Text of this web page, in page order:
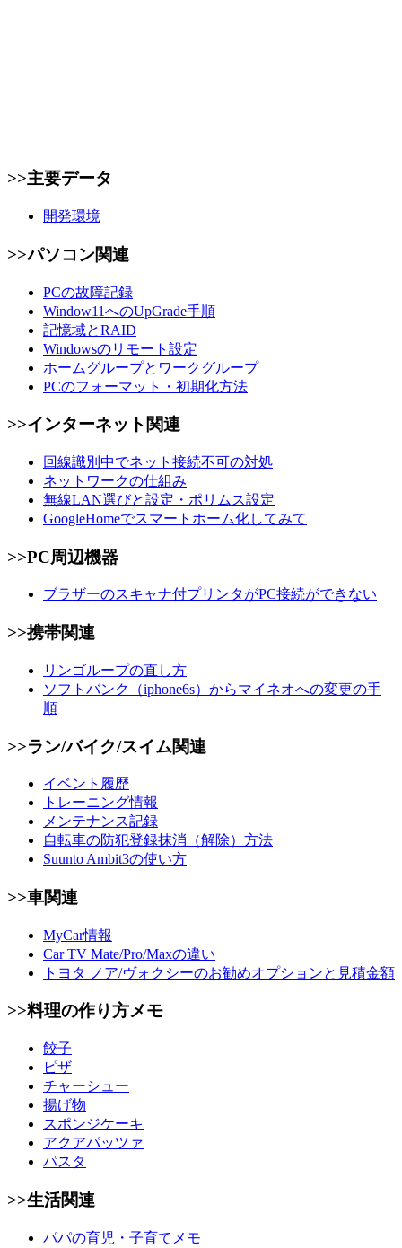
>>主要データ
開発環境
>>パソコン関連
PCの故障記録
Window11へのUpGrade手順
記憶域とRAID
Windowsのリモート設定
ホームグループとワークグループ
PCのフォーマット・初期化方法
>>インターネット関連
回線識別中でネット接続不可の対処
ネットワークの仕組み
無線LAN選びと設定・ポリムス設定
GoogleHomeでスマートホーム化してみて
>>PC周辺機器
ブラザーのスキャナ付プリンタがPC接続ができない
>>携帯関連
リンゴループの直し方
ソフトバンク（iphone6s）からマイネオへの変更の手
順
>>ラン/バイク/スイム関連
イベント履歴
トレーニング情報
メンテナンス記録
自転車の防犯登録抹消（解除）方法
Suunto Ambit3の使い方
>>車関連
MyCar情報
Car TV Mate/Pro/Maxの違い
トヨタ ノア/ヴォクシーのお勧めオプションと見積金額
>>料理の作り方メモ
餃子
ピザ
チャーシュー
揚げ物
スポンジケーキ
アクアパッツァ
パスタ
>>生活関連
パパの育児・子育てメモ